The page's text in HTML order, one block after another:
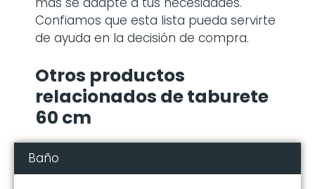
Confiamos que esta lista pueda servirte
de ayuda en la decisión de compra.
Otros productos
relacionados de taburete
60 cm
Baño